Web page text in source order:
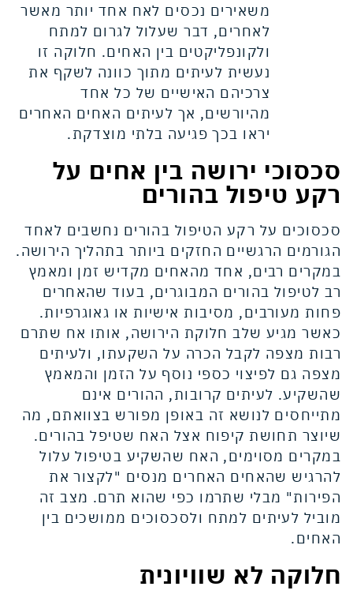
משאירים נכסים לאח אחד יותר מאשר
לאחרים, דבר שעלול לגרום למתח
ולקונפליקטים בין האחים. חלוקה זו
נעשית לעיתים מתוך כוונה לשקף את
צרכיהם האישיים של כל אחד
מהיורשים, אך לעיתים האחים האחרים
יראו בכך פגיעה בלתי מוצדקת.
סכסוכי ירושה בין אחים על
רקע טיפול בהורים
סכסוכים על רקע הטיפול בהורים נחשבים לאחד
הגורמים הרגשיים החזקים ביותר בתהליך הירושה.
במקרים רבים, אחד מהאחים מקדיש זמן ומאמץ
רב לטיפול בהורים המבוגרים, בעוד שהאחרים
פחות מעורבים, מסיבות אישיות או גאוגרפיות.
כאשר מגיע שלב חלוקת הירושה, אותו אח שתרם
רבות מצפה לקבל הכרה על השקעתו, ולעיתים
מצפה גם לפיצוי כספי נוסף על הזמן והמאמץ
שהשקיע. לעיתים קרובות, ההורים אינם
מתייחסים לנושא זה באופן מפורש בצוואתם, מה
שיוצר תחושת קיפוח אצל האח שטיפל בהורים.
במקרים מסוימים, האח שהשקיע בטיפול עלול
להרגיש שהאחים האחרים מנסים "לקצור את
הפירות" מבלי שתרמו כפי שהוא תרם. מצב זה
מוביל לעיתים למתח ולסכסוכים ממושכים בין
האחים.
חלוקה לא שוויונית